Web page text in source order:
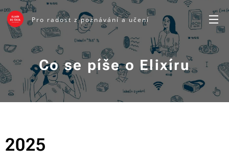
Pro radost z poznávání a učení
Co se píše o Elixíru
2025